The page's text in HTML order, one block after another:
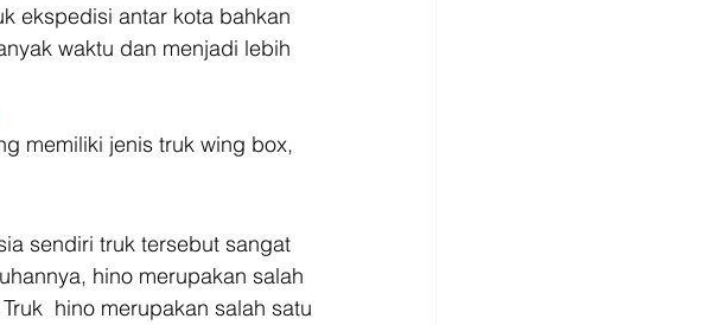
ekspedisi antar kota bahkan
waktu dan menjadi lebih
memiliki jenis truk wing box,
sendiri truk tersebut sangat
hino merupakan salah
hino merupakan salah satu